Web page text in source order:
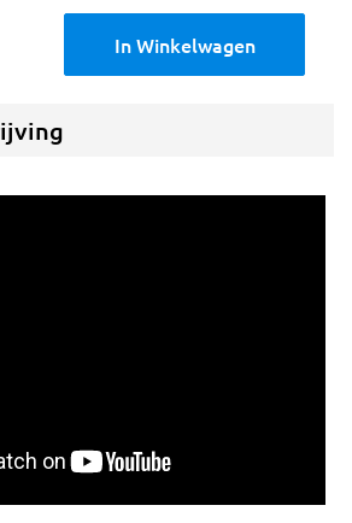
In Winkelwagen